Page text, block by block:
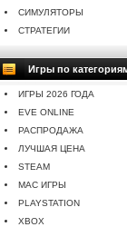
СИМУЛЯТОРЫ
СТРАТЕГИИ
Игры по
ИГРЫ 2026 ГОДА
EVE ONLINE
РАСПРОДАЖА
ЛУЧШАЯ ЦЕНА
STEAM
MAC ИГРЫ
PLAYSTATION
XBOX